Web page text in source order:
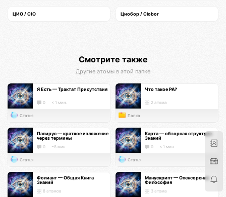
ЦИО / CIO Циобор / Ciobor
Смотрите также
Другие атомы в этой папке
Я Есть — Трактат Присутствия
0 < 1 мин.
Статья
Что такое РА?
2 атома
Папка
Папирус — краткое изложение
через термины
0 ~8 мин.
Статья
Карта — обзорная структура
Знаний
0 < 1 мин.
Статья
Фолиант — Общая Книга
Знаний
8 атомов
Манускрипт — Опенсорсная
Философия
3 атома